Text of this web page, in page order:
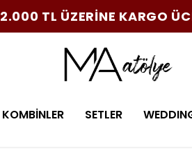
2.000 TL ÜZERİNE KARGO
KOMBİNLER SETLER